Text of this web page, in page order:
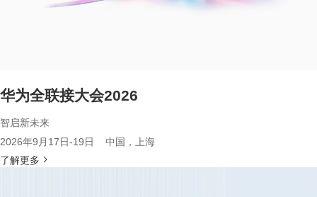
华为全联接大会2026
智启新未来
2026年9月17日-19日 中国，上海
了解更多